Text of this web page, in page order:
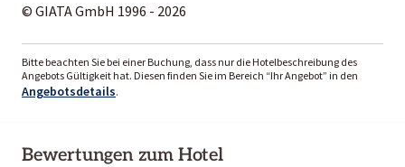
© GIATA GmbH 1996 - 2026
Bitte beachten Sie bei einer Buchung, dass nur die Hotelbeschreibung des
Angebots Gültigkeit hat. Diesen finden Sie im Bereich “Ihr Angebot” in den
Angebotsdetails.
Bewertungen zum Hotel